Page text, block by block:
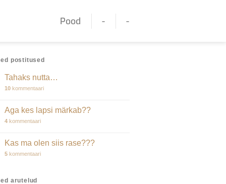
Pood - -
postitused
Tahaks nutta…
10kommentaari
Aga kes lapsi märkab??
4kommentaari
Kas ma olen siis rase???
5kommentaari
arutelud